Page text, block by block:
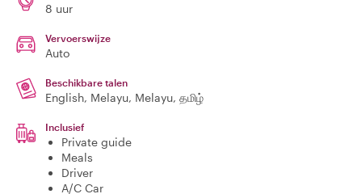
8 uur
Vervoerswijze
Auto
Beschikbare talen
English, Melayu, Melayu, தமிழ்
Inclusief
Private guide
Meals
Driver
A/C Car